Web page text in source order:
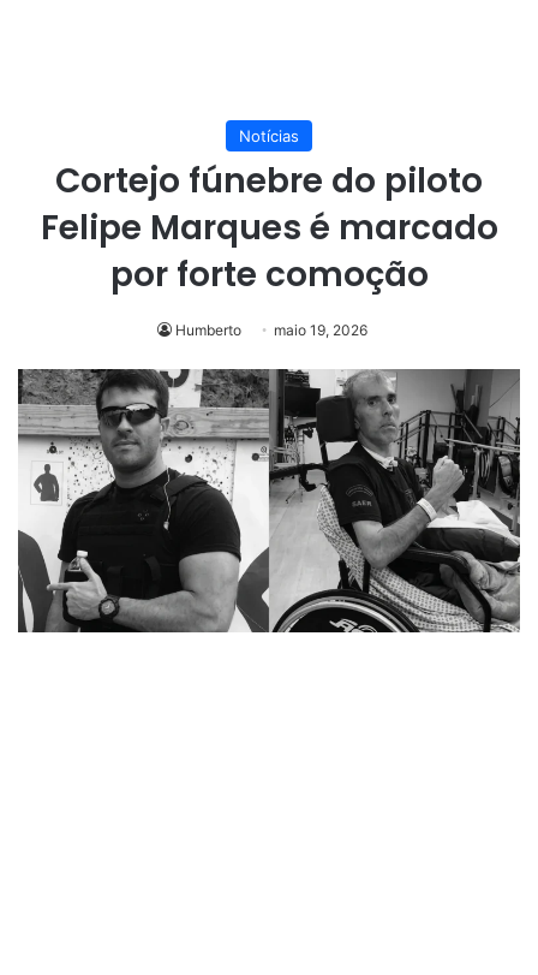
Notícias
Cortejo fúnebre do piloto
Felipe Marques é marcado
por forte comoção
Humberto maio 19, 2026